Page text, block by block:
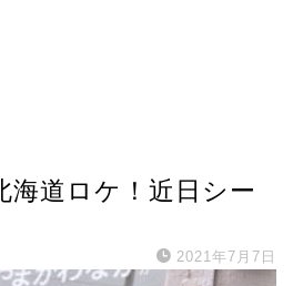
海道ロケ！近日シー
2021年7月7日